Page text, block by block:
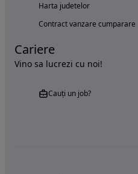
Harta judetelor
Contract vanzare cumparare
Cariere
Vino sa lucrezi cu noi!
Cauți un job?